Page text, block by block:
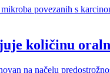
količinu